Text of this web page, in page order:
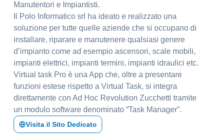
Manutentori e Impiantisti.
Il Polo Informatico srl ha ideato e realizzato una
soluzione per tutte quelle aziende che si occupano di
installare, riparare e manutenere qualsiasi genere
d’impianto come ad esempio ascensori, scale mobili,
impianti elettrici, impianti termini, impianti idraulici etc.
Virtual task Pro è una App che, oltre a presentare
funzioni estese rispetto a Virtual Task, si integra
direttamente con Ad Hoc Revolution Zucchetti tramite
un modulo software denominato “Task Manager”.
Visita il Sito Dedicato